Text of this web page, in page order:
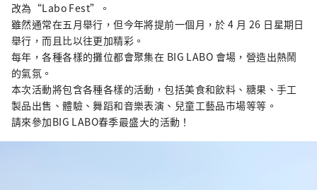
改為“Labo Fest”。
雖然通常在五月舉行，但今年將提前一個月，於 4 月 26 日星期日
舉行，而且比以往更加精彩。
每年，各種各樣的攤位都會聚集在 BIG LABO 會場，營造出熱鬧
的氣氛。
本次活動將包含各種各樣的活動，包括美食和飲料、糖果、手工
製品出售、體驗、舞蹈和音樂表演、兒童工藝品市場等等。
請來參加BIG LABO春季最盛大的活動！